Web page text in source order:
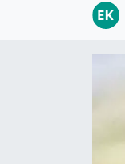
Televizyon